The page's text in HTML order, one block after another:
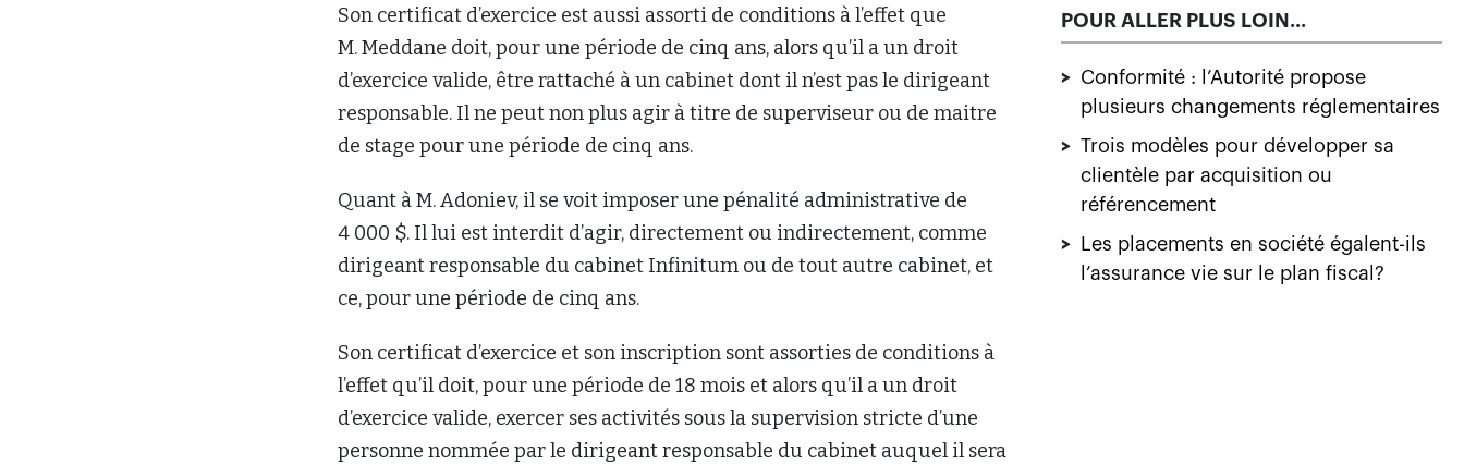
Son certificat d’exercice est aussi assorti de conditions à l’effet que
M. Meddane doit, pour une période de cinq ans, alors qu’il a un droit
d’exercice valide, être rattaché à un cabinet dont il n’est pas le dirigeant
responsable. Il ne peut non plus agir à titre de superviseur ou de maitre
de stage pour une période de cinq ans.
Quant à M. Adoniev, il se voit imposer une pénalité administrative de
4 000 $. Il lui est interdit d’agir, directement ou indirectement, comme
dirigeant responsable du cabinet Infinitum ou de tout autre cabinet, et
ce, pour une période de cinq ans.
Son certificat d’exercice et son inscription sont assorties de conditions à
l’effet qu’il doit, pour une période de 18 mois et alors qu’il a un droit
d’exercice valide, exercer ses activités sous la supervision stricte d’une
personne nommée par le dirigeant responsable du cabinet auquel il sera
POUR ALLER PLUS LOIN...
> Conformité : l’Autorité propose
plusieurs changements réglementaires
> Trois modèles pour développer sa
clientèle par acquisition ou
référencement
>
Les placements en société égalent-ils
l’assurance vie sur le plan fiscal?